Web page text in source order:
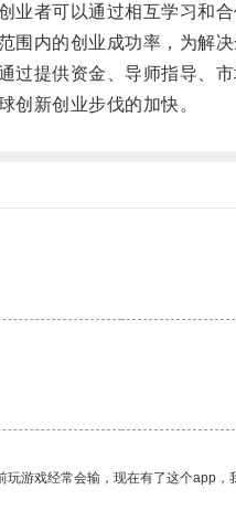
者可以通过相互学习和合
内的创业成功率，为解决
提供资金、导师指导、市
新创业步伐的加快。
游戏经常会输，现在有了这个app，